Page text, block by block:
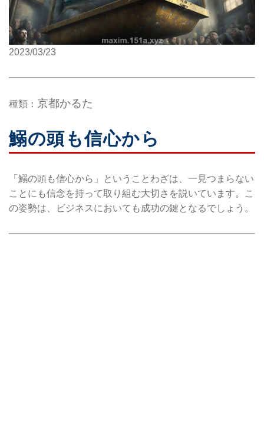
2023/03/23
種類： 京都かるた
鰯の頭も信心から
「鰯の頭も信心から」ということわざは、一見つまらない
ことにも信念を持って取り組む大切さを説いています。こ
の姿勢は、ビジネスにおいても成功の鍵となるでしょう。